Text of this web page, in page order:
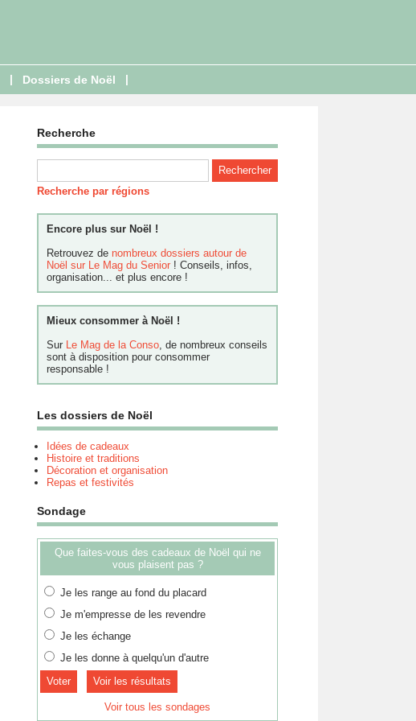
| Dossiers de Noël |
Recherche
Recherche par régions
Encore plus sur Noël !
Retrouvez de nombreux dossiers autour de
Noël sur Le Mag du Senior ! Conseils, infos,
organisation... et plus encore !
Mieux consommer à Noël !
Sur Le Mag de la Conso, de nombreux conseils
sont à disposition pour consommer
responsable !
Les dossiers de Noël
Idées de cadeaux
Histoire et traditions
Décoration et organisation
Repas et festivités
Sondage
Que faites-vous des cadeaux de Noël qui ne
vous plaisent pas ?
Je les range au fond du placard
Je m'empresse de les revendre
Je les échange
Je les donne à quelqu'un d'autre
Voir les résultats
Voir tous les sondages